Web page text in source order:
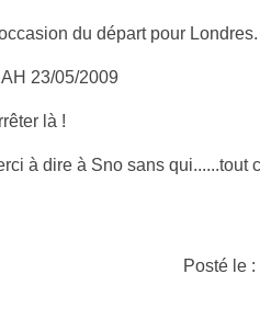
du départ pour Londres.
23/05/2009
là !
à dire à Sno sans qui......tout
Posté le